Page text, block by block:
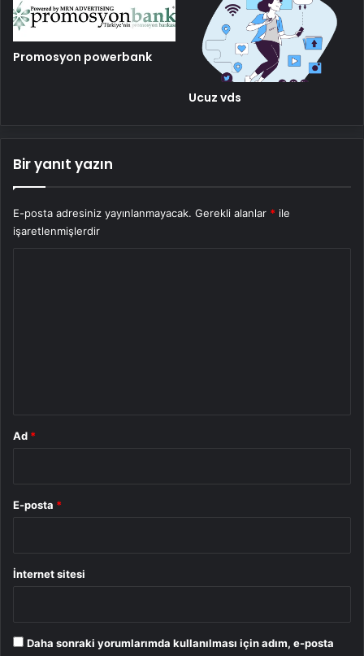
Promosyon powerbank
Ucuz vds
Bir yanıt yazın
E-posta adresiniz yayınlanmayacak. Gerekli alanlar * ile
işaretlenmişlerdir
Ad *
E-posta *
İnternet sitesi
Daha sonraki yorumlarımda kullanılması için adım, e-posta